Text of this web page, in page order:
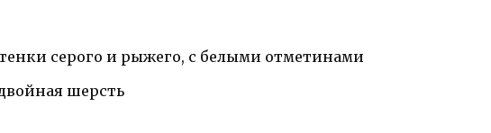
серого и рыжего, с белыми отметинами
шерсть